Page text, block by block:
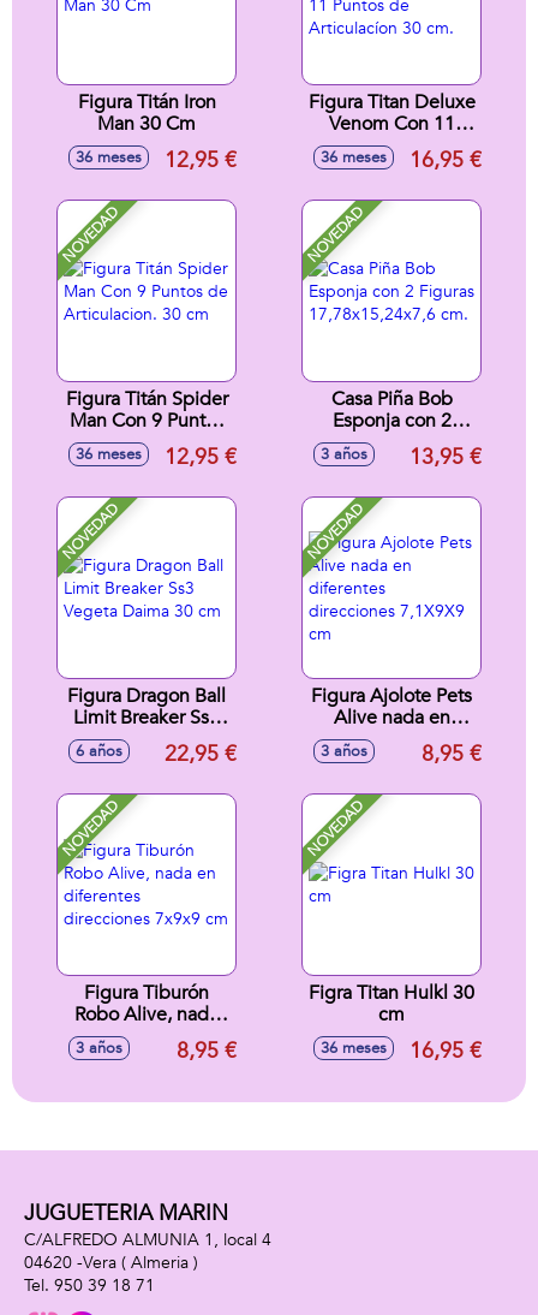
Figura Titán Iron
Man 30 Cm
36 meses 12,95 €
Figura Titan Deluxe
Venom Con 11
Puntos de
Articulacíon 30 cm.
36 meses 16,95 €
NOVEDAD
Figura Titán Spider
Man Con 9 Puntos
de Articulacion. 30
cm
36 meses 12,95 €
NOVEDAD
Casa Piña Bob
Esponja con 2
Figuras
17,78x15,24x7,6
3 años 13,95 €
NOVEDAD
Figura Dragon Ball
Limit Breaker Ss3
Vegeta Daima 30
6 años 22,95 €
NOVEDAD
Figura Ajolote Pets
Alive nada en
diferentes
direcciones
3 años 8,95 €
NOVEDAD
Figura Tiburón
Robo Alive, nada
en diferentes
direcciones 7x9x9
3 años 8,95 €
NOVEDAD
Figra Titan Hulkl 30
cm
36 meses 16,95 €
JUGUETERIA MARIN
C/ALFREDO ALMUNIA 1, local 4
04620 -Vera ( Almeria )
950 39 18 71